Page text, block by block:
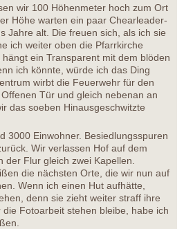
wir 100 Höhenmeter hoch zum Ort
Höhe warten ein paar Chearleader-
Jahre alt. Die freuen sich, als ich sie
ich weiter oben die Pfarrkirche
ein Transparent mit dem blöden
ich könnte, würde ich das Ding
wirbt die Feuerwehr für den
Tür und gleich nebenan an
das soeben Hinausgeschwitzte
3000 Einwohner. Besiedlungsspuren
Wir verlassen Hof auf dem
der Flur gleich zwei Kapellen.
die nächsten Orte, die wir nun auf
Wenn ich einen Hut aufhätte,
denn sie zieht weiter straff ihre
Fotoarbeit stehen bleibe, habe ich